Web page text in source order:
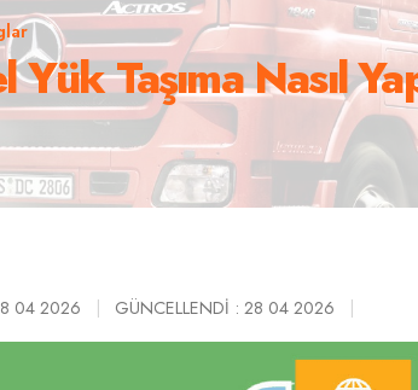
Yük Taşıma Nasıl
04 2026 GÜNCELLENDI : 28 04 2026